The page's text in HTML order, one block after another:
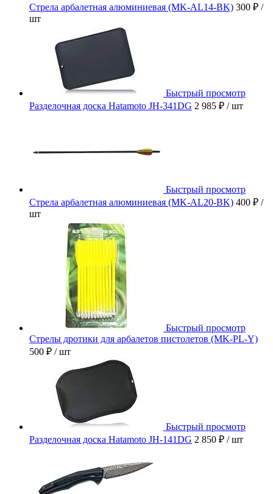
Стрела арбалетная алюминиевая (MK-AL14-BK) 300 ₽ /
шт
Быстрый просмотр
Разделочная доска Hatamoto JH-341DG 2 985 ₽ / шт
Быстрый просмотр
Стрела арбалетная алюминиевая (MK-AL20-BK) 400 ₽ /
шт
Быстрый просмотр
Стрелы дротики для арбалетов пистолетов (MK-PL-Y)
500 ₽ / шт
Быстрый просмотр
Разделочная доска Hatamoto JH-141DG 2 850 ₽ / шт